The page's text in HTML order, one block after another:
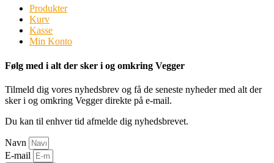
Produkter
Kurv
Kasse
Min Konto
Følg med i alt der sker i og omkring Vegger
Tilmeld dig vores nyhedsbrev og få de seneste nyheder med alt der
sker i og omkring Vegger direkte på e-mail.
Du kan til enhver tid afmelde dig nyhedsbrevet.
Navn
E-mail